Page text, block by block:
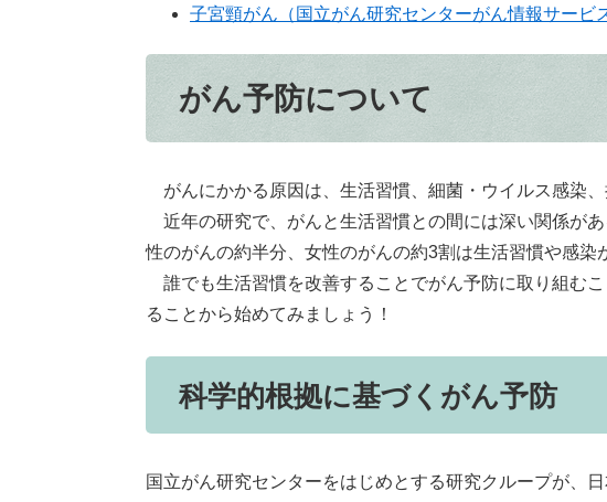
子宮頸がん（国立がん研究センターがん情報サービ
がん予防について
がんにかかる原因は、生活習慣、細菌・ウイルス感染、
近年の研究で、がんと生活習慣との間には深い関係が
性のがんの約半分、女性のがんの約3割は生活習慣や感染
誰でも生活習慣を改善することでがん予防に取り組む
ることから始めてみましょう！
科学的根拠に基づくがん予防
国立がん研究センターをはじめとする研究クループが、